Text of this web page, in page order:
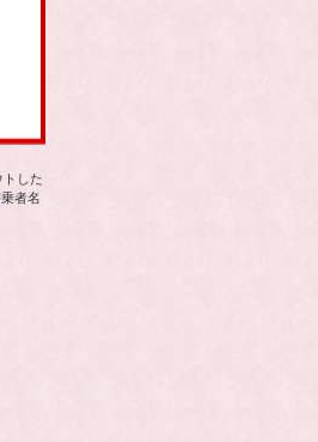
した
者名